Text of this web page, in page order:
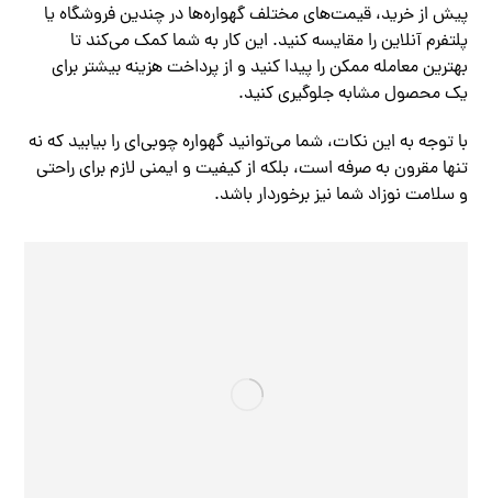
پیش از خرید، قیمت‌های مختلف گهواره‌ها در چندین فروشگاه یا
پلتفرم آنلاین را مقایسه کنید. این کار به شما کمک می‌کند تا
بهترین معامله ممکن را پیدا کنید و از پرداخت هزینه بیشتر برای
یک محصول مشابه جلوگیری کنید.
با توجه به این نکات، شما می‌توانید گهواره چوبی‌ای را بیابید که نه
تنها مقرون به صرفه است، بلکه از کیفیت و ایمنی لازم برای راحتی
و سلامت نوزاد شما نیز برخوردار باشد.